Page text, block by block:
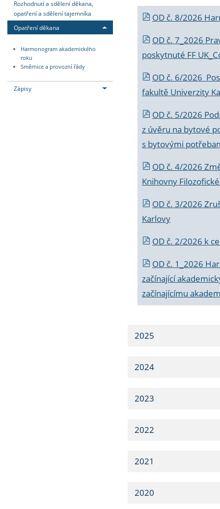
Rozhodnutí a sdělení děkana,
opatření a sdělení tajemníka
Opatření děkana
Harmonogram akademického
roku
Směrnice a provozní řády
Zápisy
OD č. 8/2026
OD č. 7_2026
poskytnuté FF
OD č. 6/2026
fakultě Univerzity
OD č. 5/2026
z úvěru na bytové
s bytovými
OD č. 4/2026
Knihovny
OD č. 3/2026
Karlovy
OD č. 2/2026 k
OD č. 1_2026
začínající
začínajícímu
2025
2024
2023
2022
2021
2020